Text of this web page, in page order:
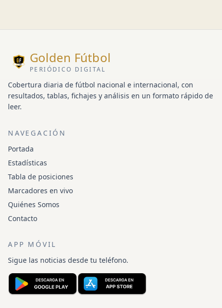
Golden Fútbol
PERIÓDICO DIGITAL
Cobertura diaria de fútbol nacional e internacional, con
resultados, tablas, fichajes y análisis en un formato rápido de
leer.
NAVEGACIÓN
Portada
Estadísticas
Tabla de posiciones
Marcadores en vivo
Quiénes Somos
Contacto
APP MÓVIL
Sigue las noticias desde tu teléfono.